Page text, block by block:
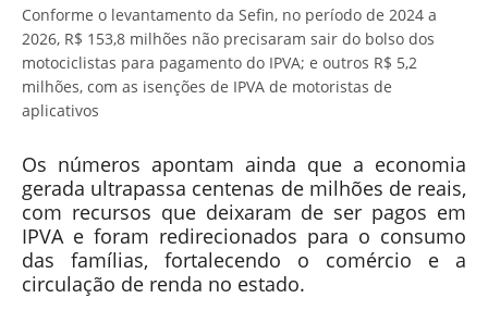
Conforme o levantamento da Sefin, no período de 2024 a
2026, R$ 153,8 milhões não precisaram sair do bolso dos
motociclistas para pagamento do IPVA; e outros R$ 5,2
milhões, com as isenções de IPVA de motoristas de
aplicativos
Os números apontam ainda que a economia
gerada ultrapassa centenas de milhões de reais,
com recursos que deixaram de ser pagos em
IPVA e foram redirecionados para o consumo
das famílias, fortalecendo o comércio e a
circulação de renda no estado.